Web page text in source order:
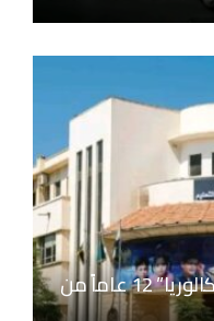
كابوس النتائج.. حين تختزل “البكالوريا” 12 عاماً من